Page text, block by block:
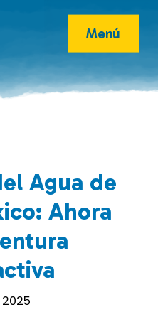
Menú
Agua de
Ahora
2025